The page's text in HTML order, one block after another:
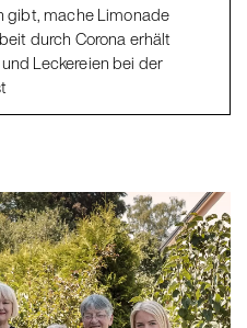
gibt, mache Limonade
durch Corona erhält
Leckereien bei der